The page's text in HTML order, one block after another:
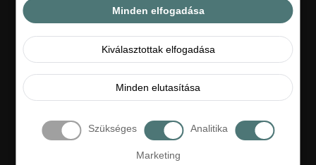
Minden elfogadása
Kiválasztottak elfogadása
Minden elutasítása
Szükséges Analitika
Marketing
Foglalás
Kapcsolat